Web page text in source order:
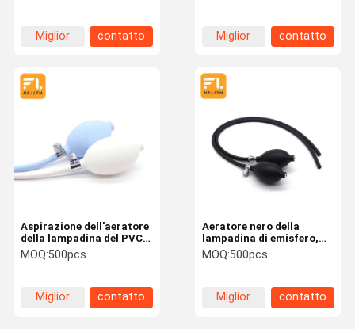
Giro Della
Fabbrica
Controllo Di
Qualità
Contattici Notizie
Miglior
contatto
Miglior
contatto
Aeratore nero della
lampadina di emisfero,
pompa flessibile durevole
della lampadina di
valvola di rame dalla m.
MOQ:500pcs
Miglior
contatto
Aspirazione dell'aeratore
della lampadina del PVC
di rosso rosso scuro
buona, pompa della
rendimento elevato
MOQ:500pcs
Miglior
contatto